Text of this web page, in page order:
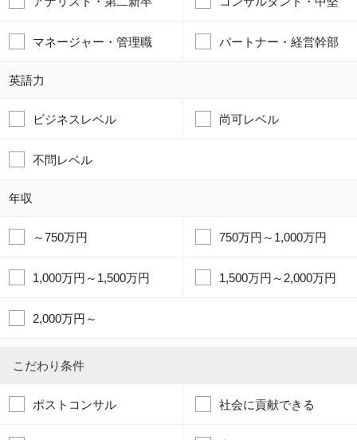
マネージャー・管理職 パートナー・経営幹部
英語力
ビジネスレベル 尚可レベル
不問レベル
年収
～750万円 750万円～1,000万円
1,000万円～1,500万円 1,500万円～2,000万円
2,000万円～
こだわり条件
ポストコンサル 社会に貢献できる